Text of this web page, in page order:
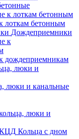
лоткам бетонным
Дождеприемники
дождеприемникам
люки и канальные
люки и
Кольца с дном